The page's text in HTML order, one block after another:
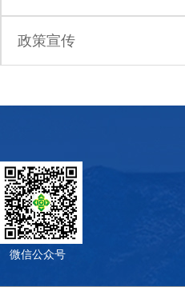
政策宣传
微信公众号